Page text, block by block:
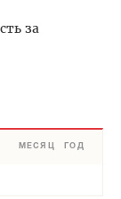
за
МЕСЯЦ ГОД